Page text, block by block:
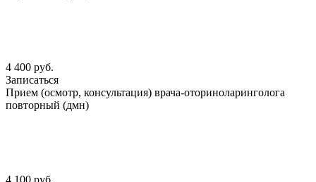
4 400 руб.
Записаться
Прием (осмотр, консультация) врача-оториноларинголога
повторный (дмн)
4 100 руб.